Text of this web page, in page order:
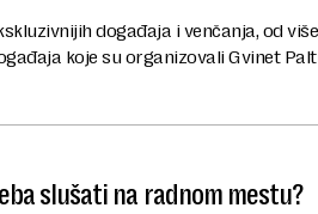
događaja i venčanja, od
koje su organizovali Gvinet
slušati na radnom mestu?